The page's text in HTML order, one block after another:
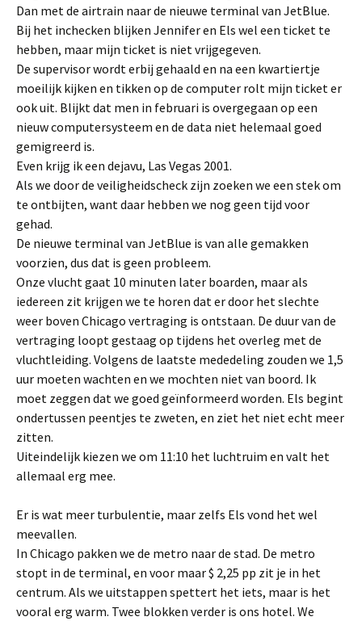
Dan met de airtrain naar de nieuwe terminal van JetBlue.
Bij het inchecken blijken Jennifer en Els wel een ticket te
hebben, maar mijn ticket is niet vrijgegeven.
De supervisor wordt erbij gehaald en na een kwartiertje
moeilijk kijken en tikken op de computer rolt mijn ticket er
ook uit. Blijkt dat men in februari is overgegaan op een
nieuw computersysteem en de data niet helemaal goed
gemigreerd is.
Even krijg ik een dejavu, Las Vegas 2001.
Als we door de veiligheidscheck zijn zoeken we een stek om
te ontbijten, want daar hebben we nog geen tijd voor
gehad.
De nieuwe terminal van JetBlue is van alle gemakken
voorzien, dus dat is geen probleem.
Onze vlucht gaat 10 minuten later boarden, maar als
iedereen zit krijgen we te horen dat er door het slechte
weer boven Chicago vertraging is ontstaan. De duur van de
vertraging loopt gestaag op tijdens het overleg met de
vluchtleiding. Volgens de laatste mededeling zouden we 1,5
uur moeten wachten en we mochten niet van boord. Ik
moet zeggen dat we goed geïnformeerd worden. Els begint
ondertussen peentjes te zweten, en ziet het niet echt meer
zitten.
Uiteindelijk kiezen we om 11:10 het luchtruim en valt het
allemaal erg mee.
Er is wat meer turbulentie, maar zelfs Els vond het wel
meevallen.
In Chicago pakken we de metro naar de stad. De metro
stopt in de terminal, en voor maar $ 2,25 pp zit je in het
centrum. Als we uitstappen spettert het iets, maar is het
vooral erg warm. Twee blokken verder is ons hotel. We